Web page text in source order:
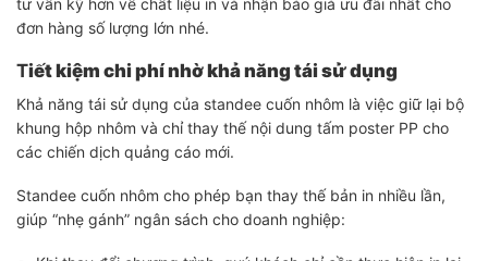
tư vấn kỹ hơn về chất liệu in và nhận báo giá ưu đãi nhất cho
đơn hàng số lượng lớn nhé.
Tiết kiệm chi phí nhờ khả năng tái sử dụng
Khả năng tái sử dụng của standee cuốn nhôm là việc giữ lại bộ
khung hộp nhôm và chỉ thay thế nội dung tấm poster PP cho
các chiến dịch quảng cáo mới.
Standee cuốn nhôm cho phép bạn thay thế bản in nhiều lần,
giúp “nhẹ gánh” ngân sách cho doanh nghiệp: